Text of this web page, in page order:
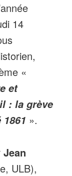
14
«
et
: la grève
».
Jean
ULB),